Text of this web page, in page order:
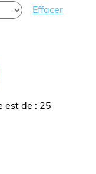
Effacer
est de : 25